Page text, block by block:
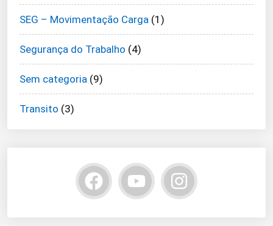
SEG – Movimentação Carga (1)
Segurança do Trabalho (4)
Sem categoria (9)
Transito (3)